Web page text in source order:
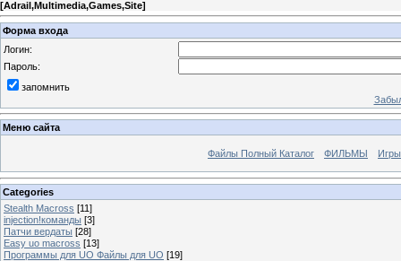
[Adrail,Multimedia,Games,Site]
Форма входа
Логин:
Пароль:
запомнить
Меню сайта
Файлы Полный Каталог ФИЛЬМЫ
Categories
Stealth Macross [11]
injection!команды [3]
Патчи вердаты [28]
Easy uo macross [13]
Программы для UO Файлы для UO [19]